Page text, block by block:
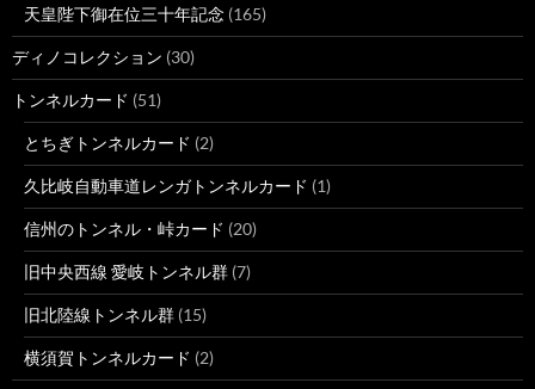
天皇陛下御在位三十年記念 (165)
ディノコレクション (30)
トンネルカード (51)
とちぎトンネルカード (2)
久比岐自動車道レンガトンネルカード (1)
信州のトンネル・峠カード (20)
旧中央西線 愛岐トンネル群 (7)
旧北陸線トンネル群 (15)
横須賀トンネルカード (2)